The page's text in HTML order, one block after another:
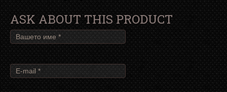
ASK ABOUT THIS PRODUCT